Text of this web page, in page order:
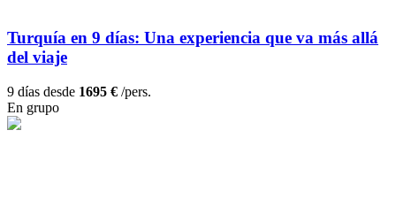
Turquía en 9 días: Una experiencia que va más allá
del viaje
9 días desde 1695 € /pers.
En grupo